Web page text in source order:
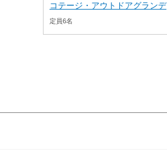
コテージ・アウトドアグランデ
定員6名